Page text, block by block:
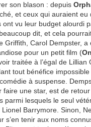
son blason : depuis
et ceux qui auraient eu
ont vu leur budget alourdi
dit, et cela
Griffith, Carol Dempster, a
pour un petit film (
traitée à l’égal de
tout bénéfice
à suspense.
faire une star, est de
parmi lesquels le seul
Barrymore. Sinon,
s’en tenir aux noms